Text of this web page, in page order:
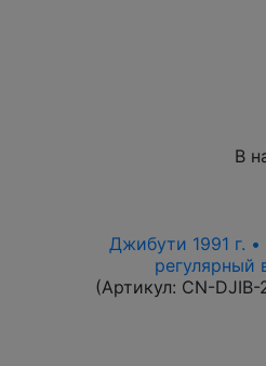
В
Джибути 1991 г.
регулярный
(Артикул: CN-DJIB-